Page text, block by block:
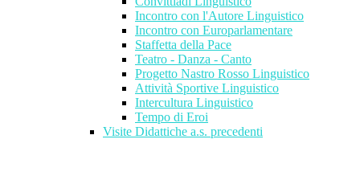
Incontro con l'Autore Linguistico
Incontro con Europarlamentare
Staffetta della Pace
Teatro - Danza - Canto
Progetto Nastro Rosso Linguistico
Attività Sportive Linguistico
Intercultura Linguistico
Tempo di Eroi
Visite Didattiche a.s. precedenti